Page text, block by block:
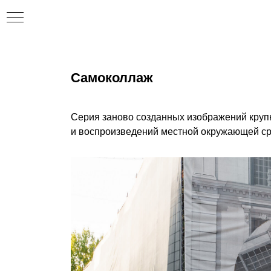
Самоколлаж
Серия заново созданных изображений
и воспроизведений местной окружающей